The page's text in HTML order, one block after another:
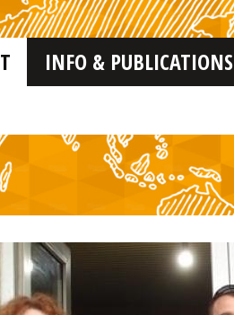
INFO & PUBLICATIONS